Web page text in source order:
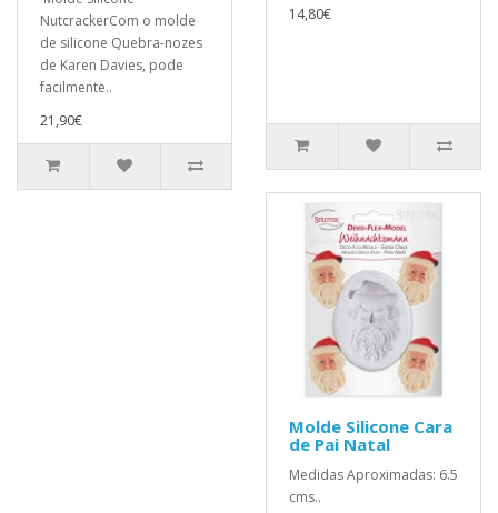
NutcrackerCom o molde
de silicone Quebra-nozes
de Karen Davies, pode
facilmente..
21,90€
14,80€
Molde Silicone Cara
de Pai Natal
Medidas Aproximadas: 6.5
cms..